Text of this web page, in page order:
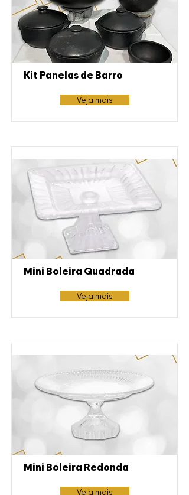
Kit Panelas de Barro
Veja mais
Mini Boleira Quadrada
Veja mais
Mini Boleira Redonda
Veja mais